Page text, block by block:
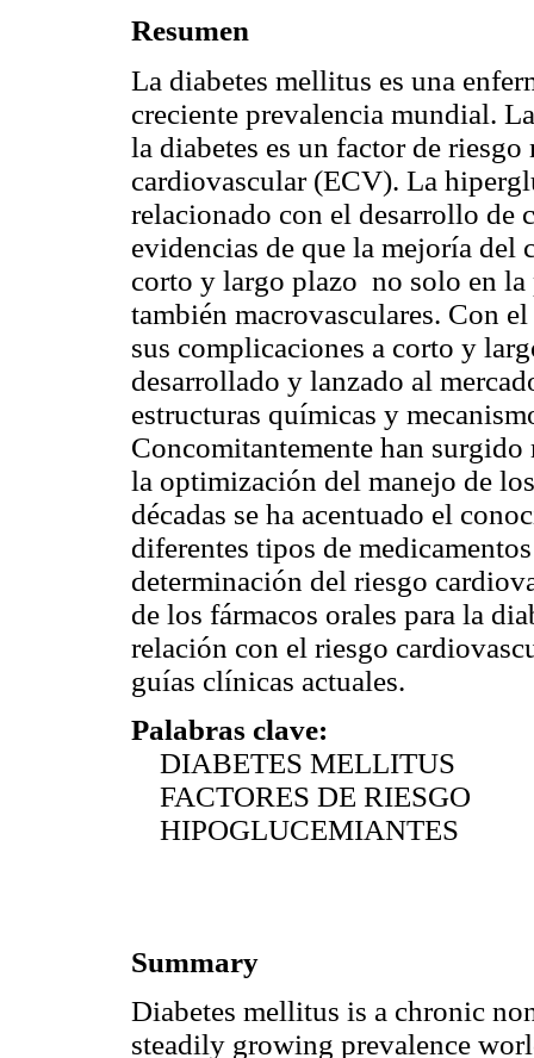
Resumen
La diabetes mellitus es una
creciente prevalencia mundial.
la diabetes es un factor de
cardiovascular (ECV). La
relacionado con el desarrollo de
evidencias de que la mejoría
corto y largo plazo no solo en
también macrovasculares. Con
sus complicaciones a corto y
desarrollado y lanzado al
estructuras químicas y
Concomitantemente han
la optimización del manejo de
décadas se ha acentuado el
diferentes tipos de
determinación del riesgo
de los fármacos orales para la
relación con el riesgo
guías clínicas actuales.
Palabras clave:
DIABETES MELLITUS
FACTORES DE RIESGO
HIPOGLUCEMIANTES
Summary
Diabetes mellitus is a chronic
steadily growing prevalence